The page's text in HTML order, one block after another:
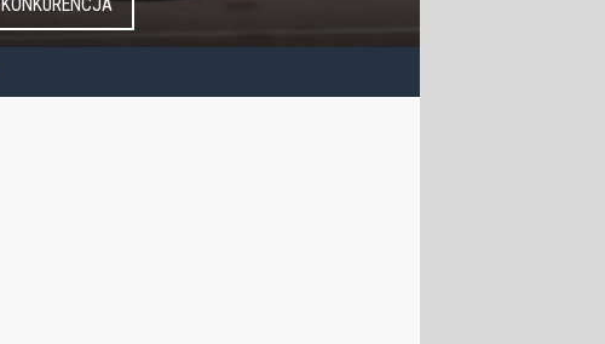
KONKURENCJA